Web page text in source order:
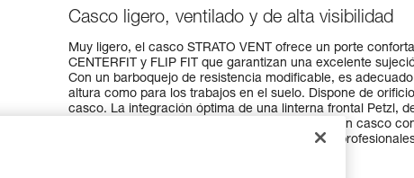
Casco ligero, ventilado y de alta visibilidad
Muy ligero, el casco STRATO VENT ofrece un porte
CENTERFIT y FLIP FIT que garantizan una excelente
Con un barboquejo de resistencia modificable, es
altura como para los trabajos en el suelo. Dispone de
casco. La integración óptima de una linterna frontal Petzl,
de orejeras y de múltiples accesorios lo hacen un casco
responde a las necesidades adicionales de los